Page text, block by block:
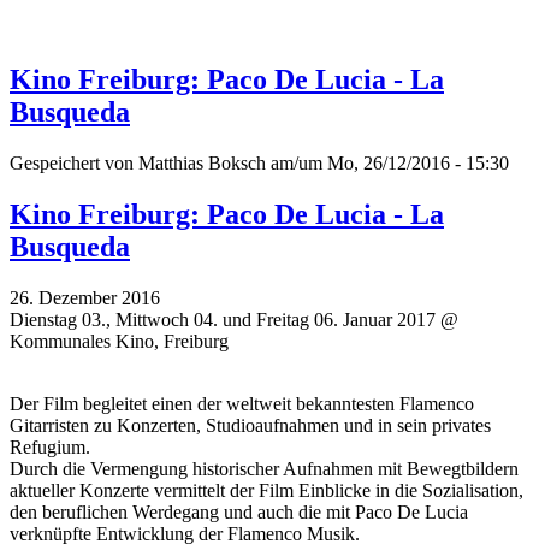
Kino Freiburg: Paco De Lucia - La
Busqueda
Gespeichert von Matthias Boksch am/um Mo, 26/12/2016 - 15:30
Kino Freiburg: Paco De Lucia - La
Busqueda
26. Dezember 2016
Dienstag 03., Mittwoch 04. und Freitag 06. Januar 2017 @
Kommunales Kino, Freiburg
Der Film begleitet einen der weltweit bekanntesten Flamenco
Gitarristen zu Konzerten, Studioaufnahmen und in sein privates
Refugium.
Durch die Vermengung historischer Aufnahmen mit Bewegtbildern
aktueller Konzerte vermittelt der Film Einblicke in die Sozialisation,
den beruflichen Werdegang und auch die mit Paco De Lucia
verknüpfte Entwicklung der Flamenco Musik.